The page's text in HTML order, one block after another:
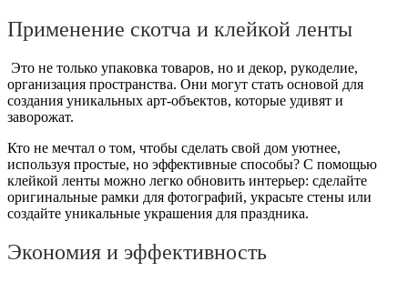
Применение скотча и клейкой ленты
Это не только упаковка товаров, но и декор, рукоделие,
организация пространства. Они могут стать основой для
создания уникальных арт-объектов, которые удивят и
заворожат.
Кто не мечтал о том, чтобы сделать свой дом уютнее,
используя простые, но эффективные способы? С помощью
клейкой ленты можно легко обновить интерьер: сделайте
оригинальные рамки для фотографий, украсьте стены или
создайте уникальные украшения для праздника.
Экономия и эффективность